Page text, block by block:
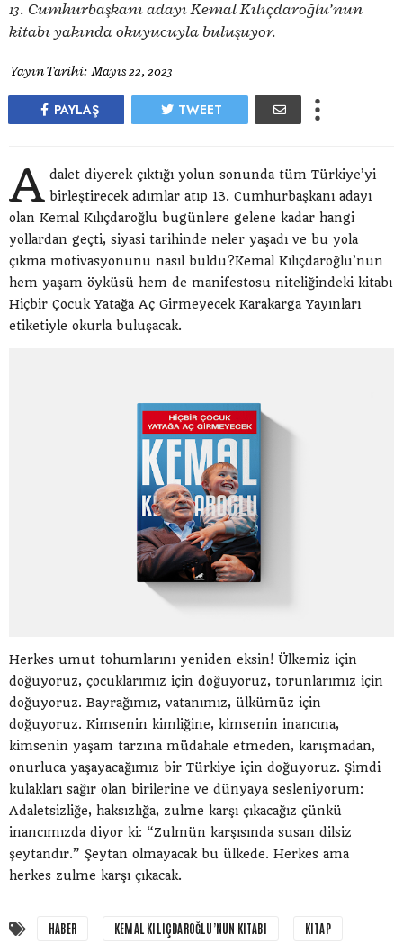
13. Cumhurbaşkanı adayı Kemal Kılıçdaroğlu’nun
kitabı yakında okuyucuyla buluşuyor.
Yayın Tarihi: Mayıs 22, 2023
PAYLAŞ TWEET
A dalet diyerek çıktığı yolun sonunda tüm Türkiye’yi
birleştirecek adımlar atıp 13. Cumhurbaşkanı adayı
olan Kemal Kılıçdaroğlu bugünlere gelene kadar hangi
yollardan geçti, siyasi tarihinde neler yaşadı ve bu yola
çıkma motivasyonunu nasıl buldu?Kemal Kılıçdaroğlu’nun
hem yaşam öyküsü hem de manifestosu niteliğindeki kitabı
Hiçbir Çocuk Yatağa Aç Girmeyecek Karakarga Yayınları
etiketiyle okurla buluşacak.
Herkes umut tohumlarını yeniden eksin! Ülkemiz için
doğuyoruz, çocuklarımız için doğuyoruz, torunlarımız için
doğuyoruz. Bayrağımız, vatanımız, ülkümüz için
doğuyoruz. Kimsenin kimliğine, kimsenin inancına,
kimsenin yaşam tarzına müdahale etmeden, karışmadan,
onurluca yaşayacağımız bir Türkiye için doğuyoruz. Şimdi
kulakları sağır olan birilerine ve dünyaya sesleniyorum:
Adaletsizliğe, haksızlığa, zulme karşı çıkacağız çünkü
inancımızda diyor ki: “Zulmün karşısında susan dilsiz
şeytandır.” Şeytan olmayacak bu ülkede. Herkes ama
herkes zulme karşı çıkacak.
HABER KEMAL KILIÇDAROĞLU’NUN KITABI KITAP